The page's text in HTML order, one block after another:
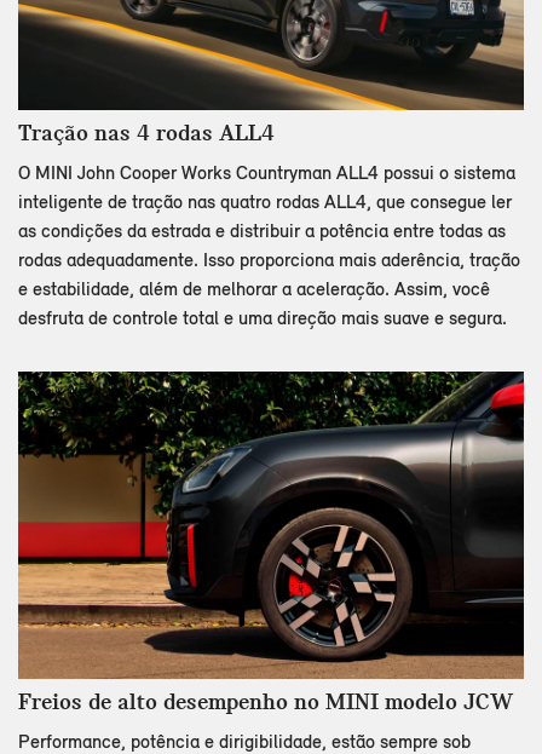
Tração nas 4 rodas ALL4
O MINI John Cooper Works Countryman ALL4 possui o sistema
inteligente de tração nas quatro rodas ALL4, que consegue ler
as condições da estrada e distribuir a potência entre todas as
rodas adequadamente. Isso proporciona mais aderência, tração
e estabilidade, além de melhorar a aceleração. Assim, você
desfruta de controle total e uma direção mais suave e segura.
Freios de alto desempenho no MINI modelo JCW
Performance, potência e dirigibilidade, estão sempre sob